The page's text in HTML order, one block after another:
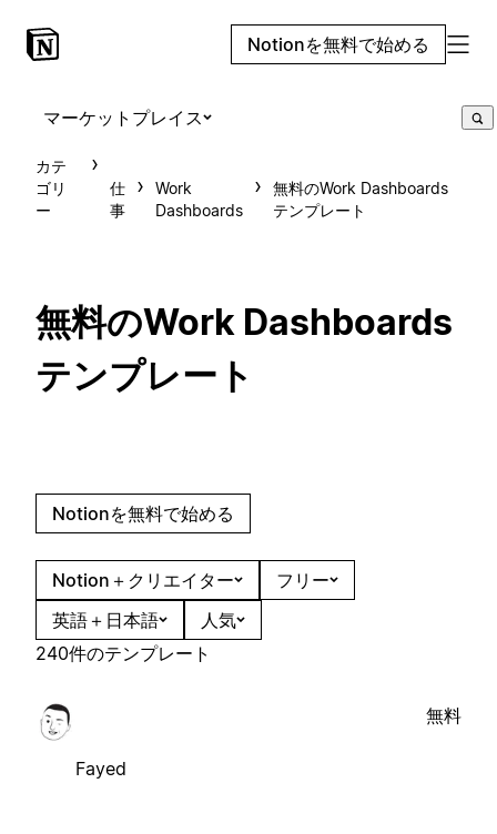
Notionを無料で始める
マーケットプレイス
カテ
ゴリ
ー
仕
事
Work
Dashboards
無料のWork Dashboards
テンプレート
無料のWork Dashboards
テンプレート
Notionを無料で始める
Notion＋クリエイター
フリー
英語＋日本語
人気
240件のテンプレート
Fayed
無料